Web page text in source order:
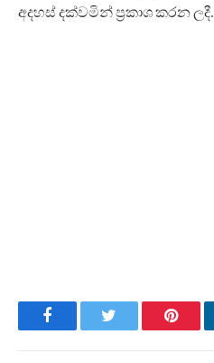
අදහස් දක්වමින් ප්‍රකාශ කරන ලදී.